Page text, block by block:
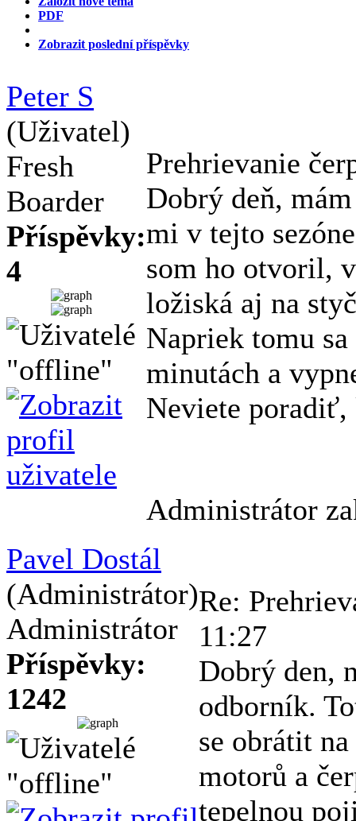
PDF
Zobrazit poslední příspěvky
Peter S
(Uživatel)
Fresh
Boarder
Příspěvky:
4
Prehrievanie
Dobrý deň,
mi v tejto
som ho otvoril,
ložiská aj na
Napriek tomu
minutách a
Neviete poradiť,
Administrátor
Pavel Dostál
(Administrátor)
Administrátor
Příspěvky:
1242
Re:
11:27
Dobrý den,
odborník.
se obrátit
motorů a
tepelnou